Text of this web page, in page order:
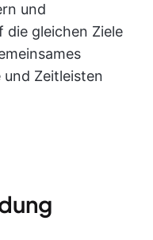
und
die gleichen Ziele
Zeitleisten